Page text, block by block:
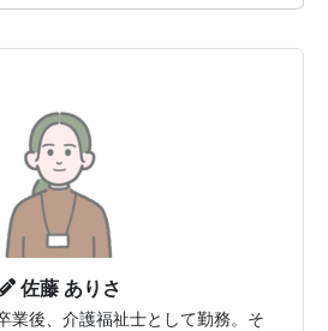
佐藤 ありさ
業後、介護福祉士として勤務。そ